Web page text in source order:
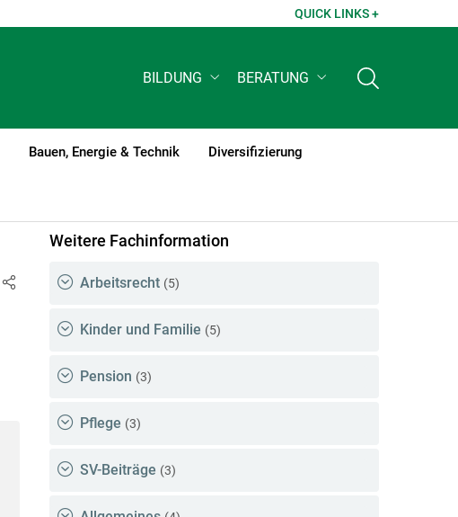
QUICK LINKS +
BILDUNG BERATUNG
Bauen, Energie & Technik Diversifizierung
Weitere Fachinformation
Arbeitsrecht (5)
Kinder und Familie (5)
Pension (3)
Pflege (3)
SV-Beiträge (3)